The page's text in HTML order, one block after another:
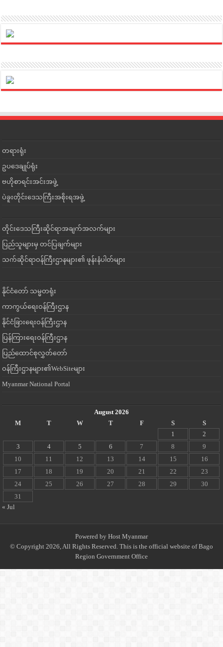
တရားရုံး
ဥပဒေချုပ်ရုံး
ဗဟိုစာရင်းအင်းအဖွဲ့
ပဲခူးတိုင်းဒေသကြီးအစိုးရအဖွဲ့
တိုင်းဒေသကြီးဆိုင်ရာအချက်အလက်များ
ပြည်သူများမှ တင်ပြချက်များ
သက်ဆိုင်ရာဝန်ကြီးဌာနများ၏ ဖုန်းနံပါတ်များ
နိုင်ငံတော် သမ္မတရုံး
ကာကွယ်ရေးဝန်ကြီးဌာန
နိုင်ငံခြားရေးဝန်ကြီးဌာန
ပြန်ကြားရေးဝန်ကြီးဌာန
ပြည်ထောင်စုလွှတ်တော်
ဝန်ကြီးဌာနများ၏WebSiteများ
Myanmar National Portal
August 2026
M
T W T F S
S
1
2
3
4 5 6 7 8
9
10
11 12 13 14 15
16
17
18 19 20 21 22
23
24
25 26 27 28 29
30
31
« Jul
Powered by Host Myanmar
© Copyright 2026, All Rights Reserved. This is the official website of Bago
Region Government Office